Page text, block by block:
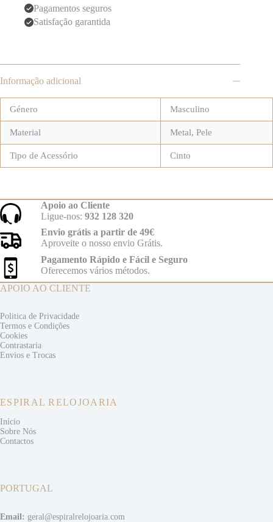
Pagamentos seguros
Satisfação garantida
Informação adicional
Género Masculino
Material Metal, Pele
Tipo de Acessório Cinto
Apoio ao Cliente
Ligue-nos: 932 128 320
Envio grátis a partir de 49€
Aproveite o nosso envio Grátis.
Pagamento Rápido e Fácil e Seguro
Oferecemos vários métodos.
APOIO AO CLIENTE
Politica de Privacidade
Termos e Condições
Cookies
Contrastaria
Envios e Trocas
ESPIRAL RELOJOARIA
Início
Sobre Nós
Contactos
PORTUGAL
Email: geral@espiralrelojoaria.com